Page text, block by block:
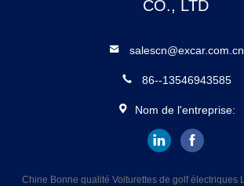
CO., LTD
salescn@excar.com.cn
86--13546943585
Nom de l'entreprise:
Chine Bonne qualité Voiturettes de golf électriques